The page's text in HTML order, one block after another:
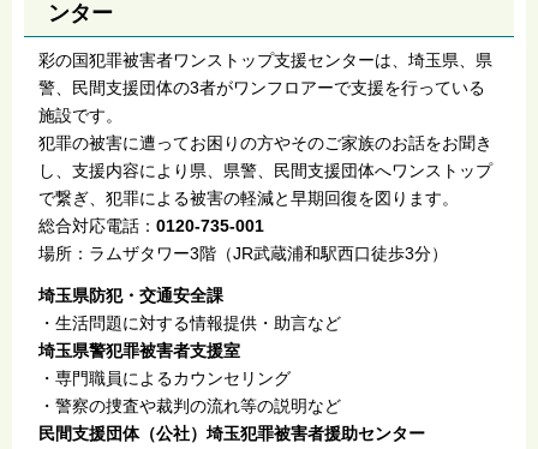
ンター
彩の国犯罪被害者ワンストップ支援センターは、埼玉県、県
警、民間支援団体の3者がワンフロアーで支援を行っている
施設です。
犯罪の被害に遭ってお困りの方やそのご家族のお話をお聞き
し、支援内容により県、県警、民間支援団体へワンストップ
で繋ぎ、犯罪による被害の軽減と早期回復を図ります。
総合対応電話： 0120-735-001
場所：ラムザタワー3階（JR武蔵浦和駅西口徒歩3分）
埼玉県防犯・交通安全課
・生活問題に対する情報提供・助言など
埼玉県警犯罪被害者支援室
・専門職員によるカウンセリング
・警察の捜査や裁判の流れ等の説明など
民間支援団体（公社）埼玉犯罪被害者援助センター